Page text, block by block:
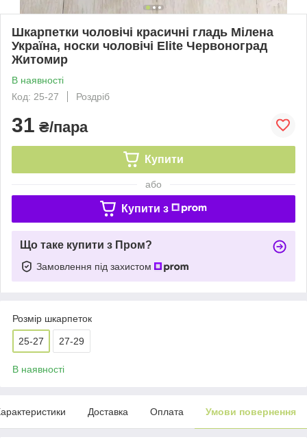
Шкарпетки чоловічі красичні гладь Мілена
Україна, носки чоловічі Elite Червоноград
Житомир
В наявності
Код: 25-27
Роздріб
31 ₴/пара
Купити
або
Купити з
Що таке купити з Пром?
Замовлення під захистом
Розмір шкарпеток
25-27 27-29
В наявності
Доставка Оплата Умови повернення